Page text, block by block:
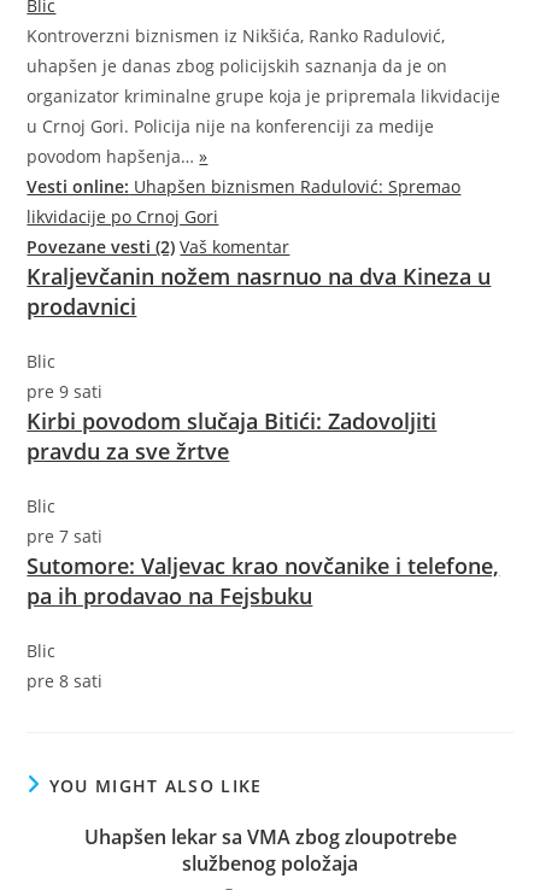
Blic
Kontroverzni biznismen iz Nikšića, Ranko Radulović,
uhapšen je danas zbog policijskih saznanja da je on
organizator kriminalne grupe koja je pripremala likvidacije
u Crnoj Gori. Policija nije na konferenciji za medije
povodom hapšenja…»
Vesti online: Uhapšen biznismen Radulović: Spremao
likvidacije po Crnoj Gori
Povezane vesti (2) Vaš komentar
Kraljevčanin nožem nasrnuo na dva Kineza u
prodavnici
Blic
pre 9 sati
Kirbi povodom slučaja Bitići: Zadovoljiti
pravdu za sve žrtve
Blic
pre 7 sati
Sutomore: Valjevac krao novčanike i telefone,
pa ih prodavao na Fejsbuku
Blic
pre 8 sati
YOU MIGHT ALSO LIKE
Uhapšen lekar sa VMA zbog zloupotrebe
službenog položaja